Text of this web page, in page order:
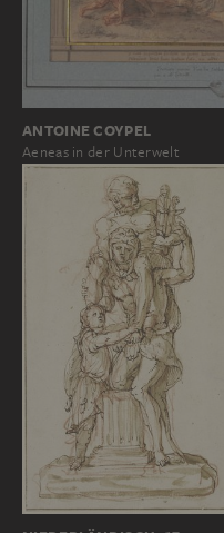
ANTOINE COYPEL
Aeneas in der Unterwelt